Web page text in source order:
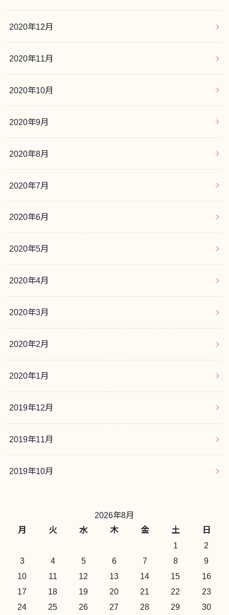
2020年12月
2020年11月
2020年10月
2020年9月
2020年8月
2020年7月
2020年6月
2020年5月
2020年4月
2020年3月
2020年2月
2020年1月
2019年12月
2019年11月
2019年10月
2026年8月
月
火 水 木 金 土
日
1
2
3
4 5 6 7 8
9
10
11 12 13 14 15
16
17
18 19 20 21 22
23
24
25 26 27 28 29 30